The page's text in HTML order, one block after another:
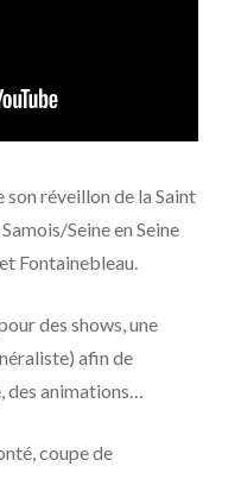
son réveillon de la Saint
Seine en Seine
Fontainebleau.
des shows, une
afin de
animations…
coupe de